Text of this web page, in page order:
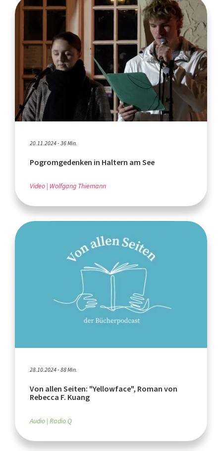
20.11.2024 - 36 Min.
Pogromgedenken in Haltern am See
Video Wolfgang Thiemann
28.10.2024 - 88 Min.
Von allen Seiten: "Yellowface", Roman von
Rebecca F. Kuang
Audio Radio Q